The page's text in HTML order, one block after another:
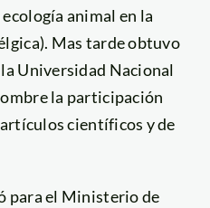
animal en la
Mas tarde obtuvo
Universidad Nacional
la participación
científicos y de
para el Ministerio de